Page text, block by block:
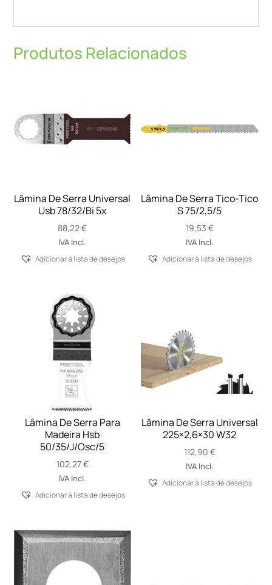
Produtos Relacionados
Lâmina De Serra Universal
Usb 78/32/Bi 5x
88,22€
IVA Incl.
Adicionar á lista de desejos
Lâmina De Serra Tico-Tico
S 75/2,5/5
19,53 €
IVA Incl.
Adicionar á lista de desejos
Lâmina De Serra Para
Madeira Hsb
50/35/J/Osc/5
102,27€
IVA Incl.
Adicionar á lista de desejos
Lâmina De Serra Universal
225×2,6×30 W32
112,90 €
IVA Incl.
Adicionar á lista de desejos